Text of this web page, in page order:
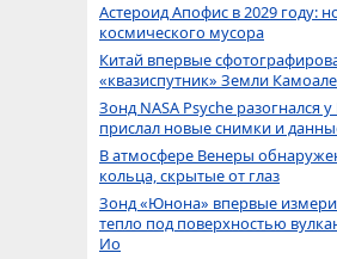
Астероид Апофис в 2029 году:
космического мусора
Китай впервые
«квазиспутник» Земли
Зонд NASA Psyche разогнался
прислал новые снимки и
В атмосфере Венеры
кольца, скрытые от глаз
Зонд «Юнона» впервые
тепло под поверхностью
Ио